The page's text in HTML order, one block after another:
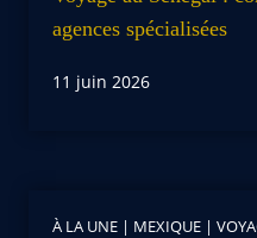
agences spécialisées
11 juin 2026
À LA UNE | MEXIQUE |